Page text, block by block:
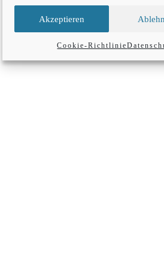
Akzeptieren
Cookie-Richtlinie